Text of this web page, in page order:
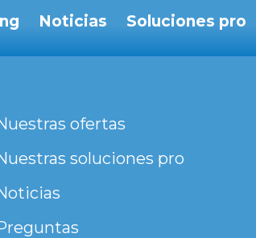
Noticias Soluciones pro
ofertas
soluciones pro